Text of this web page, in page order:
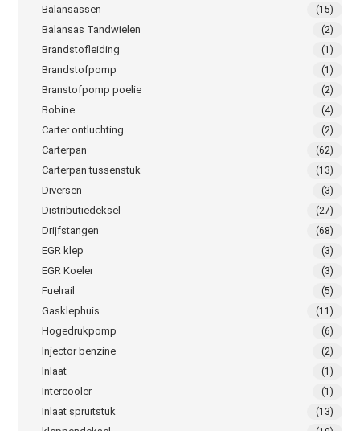
Balansassen (15)
Balansas Tandwielen (2)
Brandstofleiding (1)
Brandstofpomp (1)
Branstofpomp poelie (2)
Bobine (4)
Carter ontluchting (2)
Carterpan (62)
Carterpan tussenstuk (13)
Diversen (3)
Distributiedeksel (27)
Drijfstangen (68)
EGR klep (3)
EGR Koeler (3)
Fuelrail (5)
Gasklephuis (11)
Hogedrukpomp (6)
Injector benzine (2)
Inlaat (1)
Intercooler (1)
Inlaat spruitstuk (13)